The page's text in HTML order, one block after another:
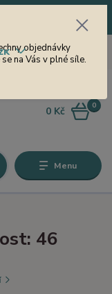
na Vás v plné síle.
Menu
0
0 Kč
46
objednávky
na Vás v plné síle.